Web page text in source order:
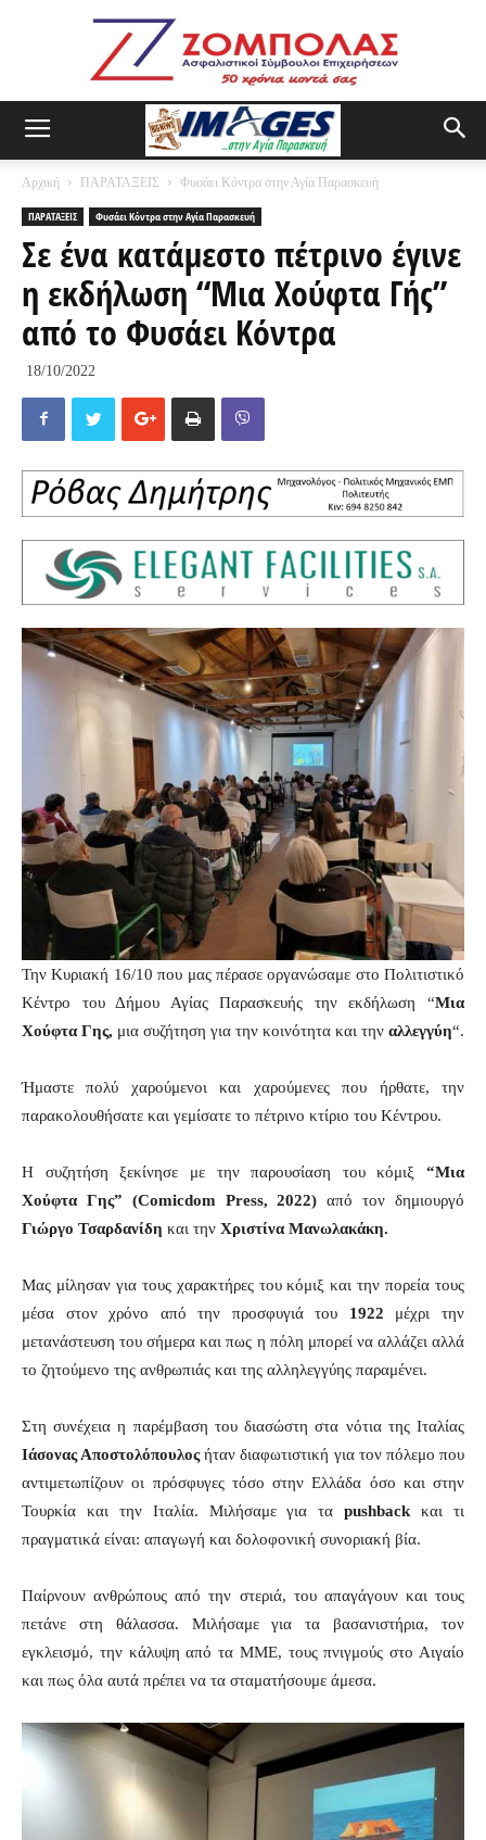
Αρχική ΠΑΡΑΤΑΞΕΙΣ Φυσάει Κόντρα στην Αγία Παρασκευή
ΠΑΡΑΤΑΞΕΙΣ Φυσάει Κόντρα στην Αγία Παρασκευή
Σε ένα κατάμεστο πέτρινο έγινε
η εκδήλωση “Μια Χούφτα Γής”
από το Φυσάει Κόντρα
18/10/2022
Την Κυριακή 16/10 που μας πέρασε οργανώσαμε στο Πολιτιστικό
Κέντρο του Δήμου Αγίας Παρασκευής την εκδήλωση “Μια
Χούφτα Γης, μια συζήτηση για την κοινότητα και την αλλεγγύη“.
Ήμαστε πολύ χαρούμενοι και χαρούμενες που ήρθατε, την
παρακολουθήσατε και γεμίσατε το πέτρινο κτίριο του Κέντρου.
Η συζητήση ξεκίνησε με την παρουσίαση του κόμιξ “Μια
Χούφτα Γης” (Comicdom Press, 2022)από τον δημιουργό
Γιώργο Τσαρδανίδη και την Χριστίνα Μανωλακάκη.
Μας μίλησαν για τους χαρακτήρες του κόμιξ και την πορεία τους
μέσα στον χρόνο από την προσφυγιά του 1922 μέχρι την
μετανάστευση του σήμερα και πως η πόλη μπορεί να αλλάζει αλλά
το ζητούμενο της ανθρωπιάς και της αλληλεγγύης παραμένει.
Στη συνέχεια η παρέμβαση του διασώστη στα νότια της Ιταλίας
Ιάσονας Αποστολόπουλοςήταν διαφωτιστική για τον πόλεμο που
αντιμετωπίζουν οι πρόσφυγες τόσο στην Ελλάδα όσο και στην
Τουρκία και την Ιταλία. Μιλήσαμε για ταpushback και τι
πραγματικά είναι: απαγωγή και δολοφονική συνοριακή βία.
Παίρνουν ανθρώπους από την στεριά, του απαγάγουν και τους
πετάνε στη θάλασσα. Μιλήσαμε για τα βασανιστήρια, τον
εγκλεισμό, την κάλυψη από τα ΜΜΕ, τους πνιγμούς στο Αιγαίο
και πως όλα αυτά πρέπει να τα σταματήσουμε άμεσα.